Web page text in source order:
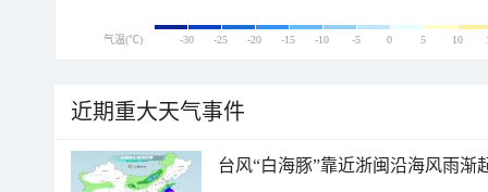
气温(℃) -30 -25 -20 -15 -10 -5 0 5 10
近期重大天气事件
台风“白海豚”靠近浙闽沿海风雨渐